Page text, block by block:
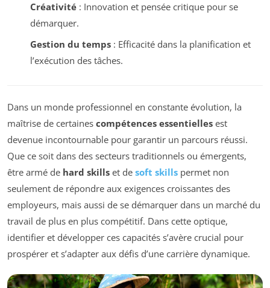
Créativité: Innovation et pensée critique pour se
démarquer.
Gestion du temps: Efficacité dans la planification et
l’exécution des tâches.
Dans un monde professionnel en constante évolution, la
maîtrise de certaines compétences essentielles est
devenue incontournable pour garantir un parcours réussi.
Que ce soit dans des secteurs traditionnels ou émergents,
être armé de hard skills et de soft skills permet non
seulement de répondre aux exigences croissantes des
employeurs, mais aussi de se démarquer dans un marché du
travail de plus en plus compétitif. Dans cette optique,
identifier et développer ces capacités s’avère crucial pour
prospérer et s’adapter aux défis d’une carrière dynamique.